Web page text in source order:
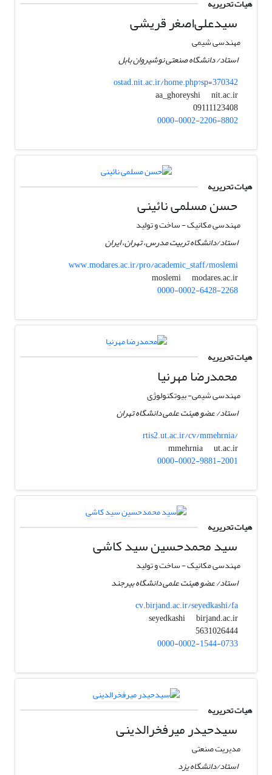
هیات تحریریه
سیدعلی‌اصغر قریشی
مهندسی شیمی
استاد/ دانشگاه صنعتی نوشیروان بابل
ostad.nit.ac.ir/home.php?sp=370342
aa_ghoreyshi
nit.ac.ir
09111123408
0000-0002-2206-8802
هیات تحریریه
حسن مسلمی نائینی
مهندسی مکانیک - ساخت و تولید
استاد/دانشگاه تربیت مدرس، تهران، ایران
www.modares.ac.ir/pro/academic_staff/moslemi
moslemi
modares.ac.ir
0000-0002-6428-2268
هیات تحریریه
محمدرضا مهرنیا
مهندسی شیمی- بیوتکنولوژی
استاد/ عضو هیئت علمی دانشگاه تهران
rtis2.ut.ac.ir/cv/mmehrnia/
mmehrnia
ut.ac.ir
0000-0002-9881-2001
هیات تحریریه
سید محمدحسین سید کاشی
مهندسی مکانیک - ساخت و تولید
استاد/ عضو هیئت علمی دانشگاه بیرجند
cv.birjand.ac.ir/seyedkashi/fa
seyedkashi
birjand.ac.ir
5631026444
0000-0002-1544-0733
هیات تحریریه
سیدحیدر میرفخرالدینی
مدیریت صنعتی
استاد/دانشگاه یزد